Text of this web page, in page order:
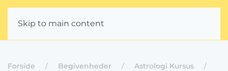
Skip to main content
Forside Begivenheder Astrologi Kursus